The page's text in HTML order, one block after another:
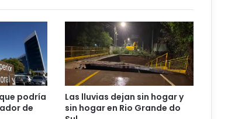
podría
de
Las lluvias dejan sin hogar y
sin hogar en Rio Grande do